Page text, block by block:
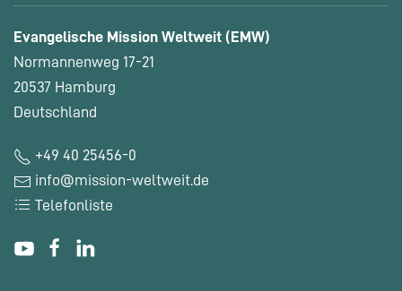
Evangelische Mission Weltweit (EMW)
Normannenweg 17-21
20537 Hamburg
Deutschland
+49 40 25456-0
info@mission-weltweit.de
Telefonliste